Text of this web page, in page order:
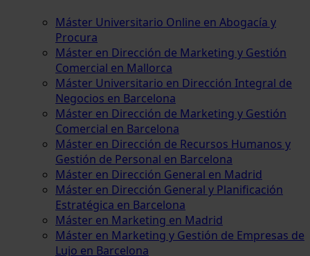
Máster Universitario Online en Abogacía y
Procura
Máster en Dirección de Marketing y Gestión
Comercial en Mallorca
Máster Universitario en Dirección Integral de
Negocios en Barcelona
Máster en Dirección de Marketing y Gestión
Comercial en Barcelona
Máster en Dirección de Recursos Humanos y
Gestión de Personal en Barcelona
Máster en Dirección General en Madrid
Máster en Dirección General y Planificación
Estratégica en Barcelona
Máster en Marketing en Madrid
Máster en Marketing y Gestión de Empresas de
Lujo en Barcelona